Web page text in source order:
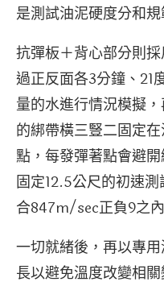
是測試油泥硬度分和規
抗彈板＋背心部分則
過正反面各3分鐘、21
量的水進行情況模擬
的綁帶橫三豎二固定
點，每發彈著點會避
固定12.5公尺的初速
合847m/sec正負9之
一切就緒後，再以專
長以避免溫度改變相